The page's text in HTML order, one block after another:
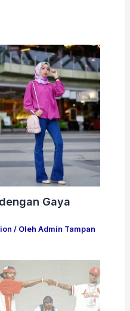
Gaya
/ Oleh Admin Tampan